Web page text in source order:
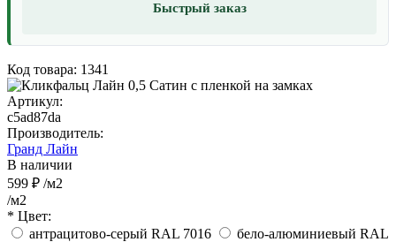
Быстрый заказ
Код товара: 1341
Артикул:
c5ad87da
Производитель:
Гранд Лайн
В наличии
599 ₽ /м2
/м2
* Цвет:
антрацитово-серый RAL 7016
бело-алюминиевый RAL